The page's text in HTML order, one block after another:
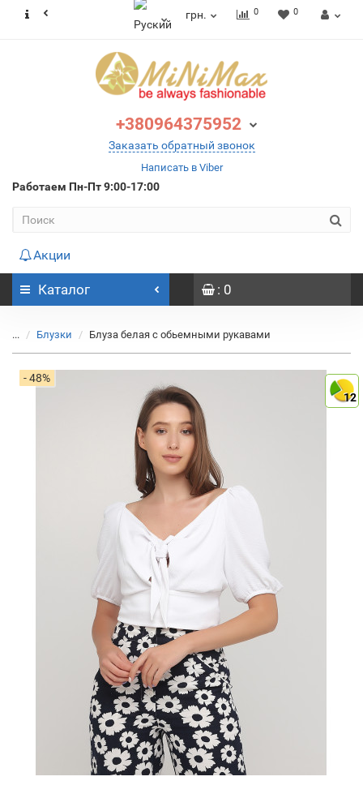
грн. 0 0
+380964375952
Заказать обратный звонок
Написать в Viber
Работаем Пн-Пт 9:00-17:00
Акции
Каталог : 0
... Блузки Блуза белая с обьемными рукавами
12
- 48%